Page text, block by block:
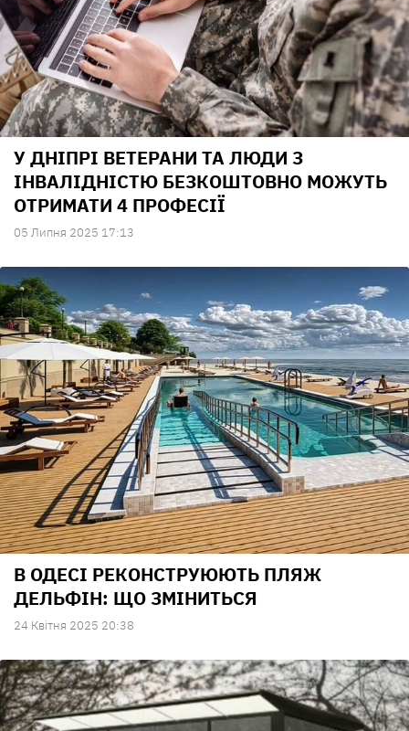
У ДНІПРІ ВЕТЕРАНИ ТА ЛЮДИ З
ІНВАЛІДНІСТЮ БЕЗКОШТОВНО МОЖУТЬ
ОТРИМАТИ 4 ПРОФЕСІЇ
05 Липня 2025 17:13
В ОДЕСІ РЕКОНСТРУЮЮТЬ ПЛЯЖ
ДЕЛЬФІН: ЩО ЗМІНИТЬСЯ
24 Квiтня 2025 20:38